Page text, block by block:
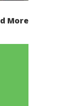
More